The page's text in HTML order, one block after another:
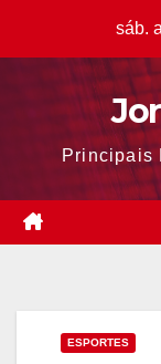
sáb.
Principais
ESPORTES